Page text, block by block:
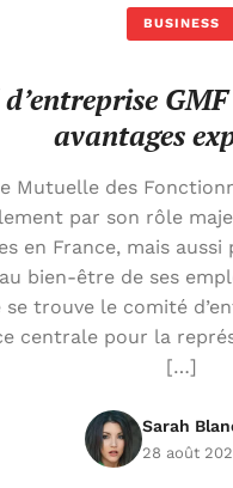
BUSINESS
avantages
Mutuelle des
par son rôle
en France, mais aussi
bien-être de ses
se trouve le comité
centrale pour la
[…]
Sarah
28 août